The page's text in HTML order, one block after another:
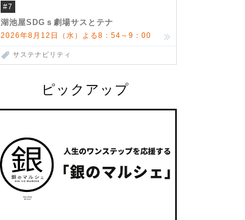
#7
湖池屋SDGｓ劇場サスとテナ
2026年8月12日（水）よる8：54～9：00
サステナビリティ
ピックアップ